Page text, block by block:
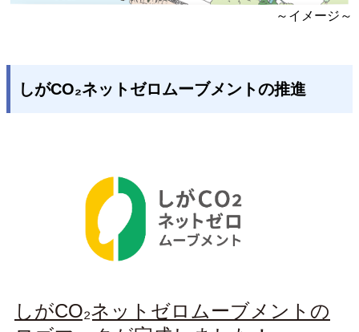
～イメージ～
しがCO₂ネットゼロムーブメントの推進
しがCO₂ネットゼロムーブメントの